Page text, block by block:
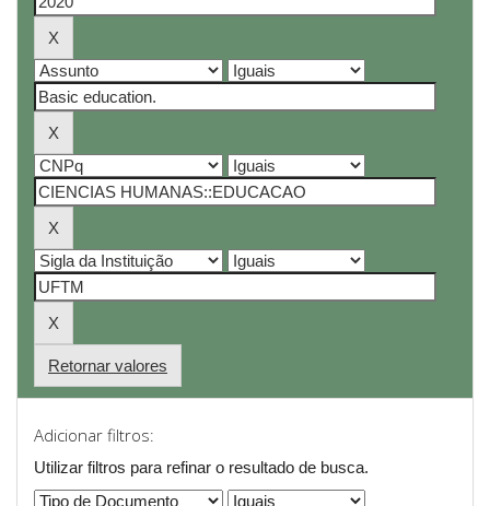
Retornar valores
Adicionar filtros:
Utilizar filtros para refinar o resultado de busca.